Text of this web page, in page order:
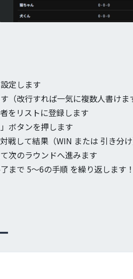
定します
（改行すれば一気に複数人書けま
をリストに登録します
ボタンを押します
戦して結果（WIN または 引き分
次のラウンドへ進みます
まで 5〜6の手順 を繰り返します！